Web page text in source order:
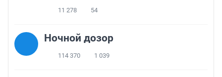
11 278 54
Ночной дозор
114 370 1 039